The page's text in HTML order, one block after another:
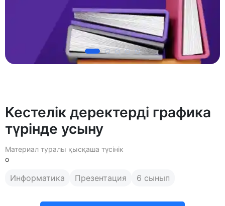
Кестелік деректерді графика
түрінде усыну
Материал туралы қысқаша түсінік
о
Информатика Презентация 6 сынып